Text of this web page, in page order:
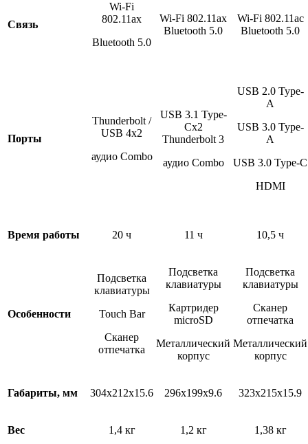
Связь
Wi-Fi
802.11ax
Bluetooth 5.0
Wi-Fi 802.11ax
Bluetooth 5.0
Wi-Fi 802.11ac
Bluetooth 5.0
Порты
Thunderbolt /
USB 4x2
аудио Combo
USB 3.1 Type-
Сx2
Thunderbolt 3
аудио Combo
USB 2.0 Type-
A
USB 3.0 Type-
A
USB 3.0 Type-С
HDMI
Время работы 20 ч 11 ч 10,5 ч
Особенности
Подсветка
клавиатуры
Touch Bar
Сканер
отпечатка
Подсветка
клавиатуры
Картридер
microSD
Металлический
корпус
Подсветка
клавиатуры
Сканер
отпечатка
Металлический
корпус
Габариты, мм 304x212x15.6 296x199x9.6 323x215x15.9
Вес 1,4 кг 1,2 кг 1,38 кг